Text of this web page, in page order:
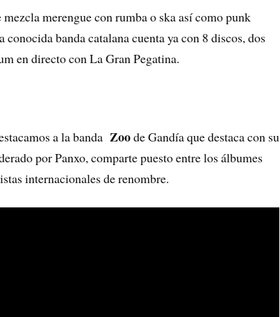
merengue con rumba o ska así como punk
banda catalana cuenta ya con 8 discos, dos
en directo con La Gran Pegatina.
a la bandaZoode Gandía que destaca con su
por Panxo, comparte puesto entre los álbumes
internacionales de renombre.